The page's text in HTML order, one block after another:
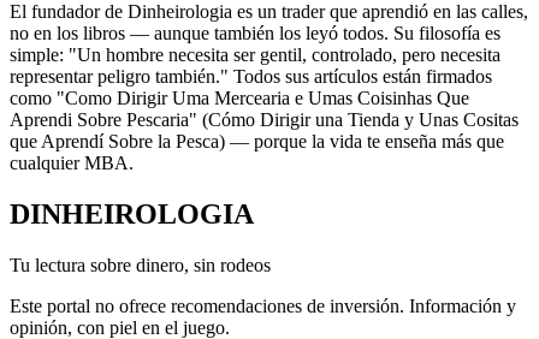
El fundador de Dinheirologia es un trader que aprendió en las calles,
no en los libros — aunque también los leyó todos. Su filosofía es
simple: "Un hombre necesita ser gentil, controlado, pero necesita
representar peligro también." Todos sus artículos están firmados
como "Como Dirigir Uma Mercearia e Umas Coisinhas Que
Aprendi Sobre Pescaria" (Cómo Dirigir una Tienda y Unas Cositas
que Aprendí Sobre la Pesca) — porque la vida te enseña más que
cualquier MBA.
DINHEIROLOGIA
Tu lectura sobre dinero, sin rodeos
Este portal no ofrece recomendaciones de inversión. Información y
opinión, con piel en el juego.